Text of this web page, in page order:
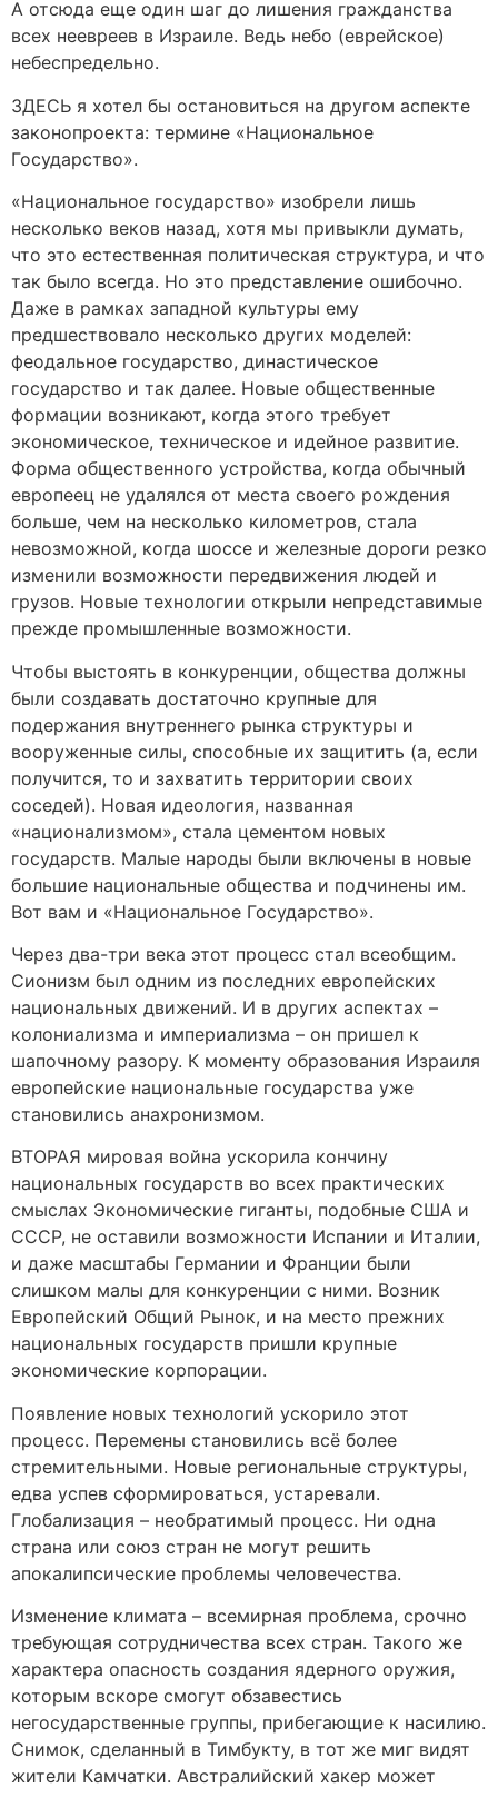
А отсюда еще один шаг до лишения гражданства
всех неевреев в Израиле. Ведь небо (еврейское)
небеспредельно.
ЗДЕСЬ я хотел бы остановиться на другом аспекте
законопроекта: термине «Национальное
Государство».
«Национальное государство» изобрели лишь
несколько веков назад, хотя мы привыкли думать,
что это естественная политическая структура, и что
так было всегда. Но это представление ошибочно.
Даже в рамках западной культуры ему
предшествовало несколько других моделей:
феодальное государство, династическое
государство и так далее. Новые общественные
формации возникают, когда этого требует
экономическое, техническое и идейное развитие.
Форма общественного устройства, когда обычный
европеец не удалялся от места своего рождения
больше, чем на несколько километров, стала
невозможной, когда шоссе и железные дороги резко
изменили возможности передвижения людей и
грузов. Новые технологии открыли непредставимые
прежде промышленные возможности.
Чтобы выстоять в конкуренции, общества должны
были создавать достаточно крупные для
подержания внутреннего рынка структуры и
вооруженные силы, способные их защитить (а, если
получится, то и захватить территории своих
соседей). Новая идеология, названная
«национализмом», стала цементом новых
государств. Малые народы были включены в новые
большие национальные общества и подчинены им.
Вот вам и «Национальное Государство».
Через два-три века этот процесс стал всеобщим.
Сионизм был одним из последних европейских
национальных движений. И в других аспектах –
колониализма и империализма – он пришел к
шапочному разору. К моменту образования Израиля
европейские национальные государства уже
становились анахронизмом.
ВТОРАЯ мировая война ускорила кончину
национальных государств во всех практических
смыслах Экономические гиганты, подобные США и
СССР, не оставили возможности Испании и Италии,
и даже масштабы Германии и Франции были
слишком малы для конкуренции с ними. Возник
Европейский Общий Рынок, и на место прежних
национальных государств пришли крупные
экономические корпорации.
Появление новых технологий ускорило этот
процесс. Перемены становились всё более
стремительными. Новые региональные структуры,
едва успев сформироваться, устаревали.
Глобализация – необратимый процесс. Ни одна
страна или союз стран не могут решить
апокалипсические проблемы человечества.
Изменение климата – всемирная проблема, срочно
требующая сотрудничества всех стран. Такого же
характера опасность создания ядерного оружия,
которым вскоре смогут обзавестись
негосударственные группы, прибегающие к насилию.
Снимок, сделанный в Тимбукту, в тот же миг видят
жители Камчатки. Австралийский хакер может